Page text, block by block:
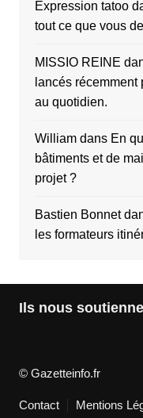
Expression tatoo
tout ce que vous
MISSIO REINE
lancés
au quotidien.
Williamdans En
bâtiments et de
projet ?
Bastien Bonnet
les formateurs
Ils nous
© Gazetteinfo.fr
Contact Mentions